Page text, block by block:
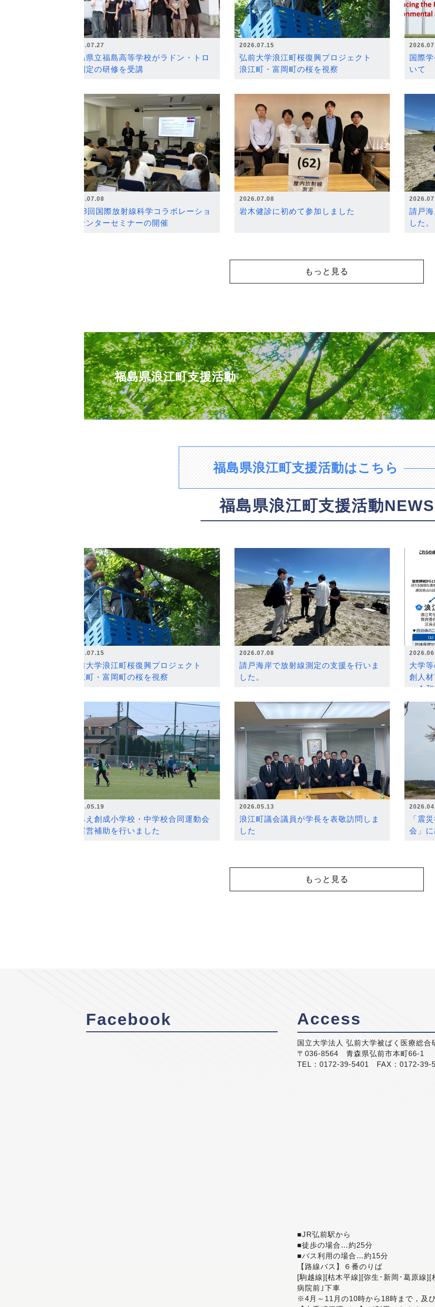
2026.07.27
福島県立福島高等学校がラドン・トロ
ン測定の研修を受講
2026.07.15
弘前大学浪江町桜復興プロジェクト
浪江町・富岡町の桜を視察
国際
いて
2026.07.08
第18回国際放射線科学コラボレーショ
ンセンターセミナーの開催
2026.07.08
岩木健診に初めて参加しました
請戸
した。
もっと見る
福島県浪江町支援活動
福島県浪江町支援活動はこちら
福島県浪江町支援活動NEWS
2026.07.15
弘前大学浪江町桜復興プロジェクト
浪江町・富岡町の桜を視察
2026.07.08
請戸海岸で放射線測定の支援を行いま
した。
大学
創人
～令
2026.05.19
なみえ創成小学校・中学校合同運動会
の運営補助を行いました
2026.05.13
浪江町議会議員が学長を表敬訪問しま
した
「震
会」
もっと見る
Facebook Access
国立大学法人 弘前大学被ばく医療総合
〒036-8564 青森県弘前市本町66-1
TEL：0172-39-5401 FAX：0172-39-
■JR弘前駅から
■徒歩の場合…約25分
■バス利用の場合…約15分
【路線バス】６番のりば
[駒越線][枯木平線][弥生･新岡･葛原線
病院前｣下車
※4月～11月の10時から18時まで，及